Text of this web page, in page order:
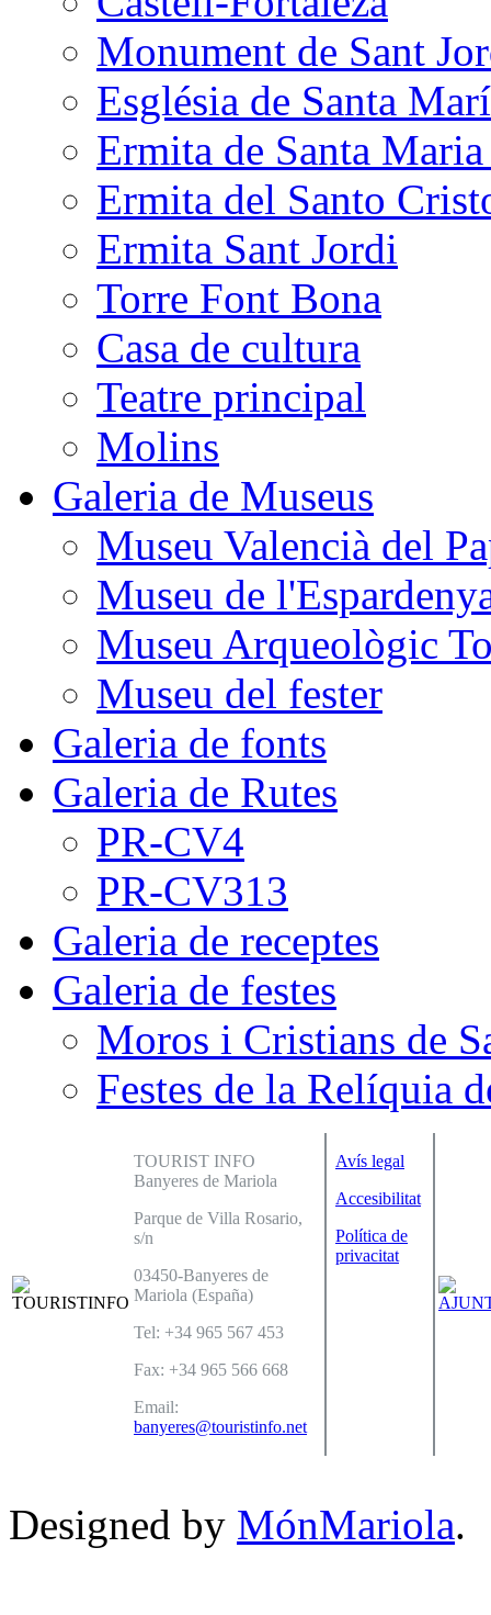
Monument de Sant
Església de Santa
Ermita de Santa
Ermita del Santo
Ermita Sant Jordi
Torre Font Bona
Casa de cultura
Teatre principal
Molins
Galeria de Museus
Museu Valencià del
Museu de
Museu Arqueològic
Museu del fester
Galeria de fonts
Galeria de Rutes
PR-CV4
PR-CV313
Galeria de receptes
Galeria de festes
Moros i Cristians de
Festes de la Relíquia
TOURIST INFO
Banyeres de Mariola
Parque de Villa Rosario,
s/n
03450-Banyeres de
Mariola (España)
Tel: +34 965 567 453
Fax: +34 965 566 668
Email:
banyeres@touristinfo.net
Avís legal
Accesibilitat
Política de
privacitat
Designed by MónMariola.